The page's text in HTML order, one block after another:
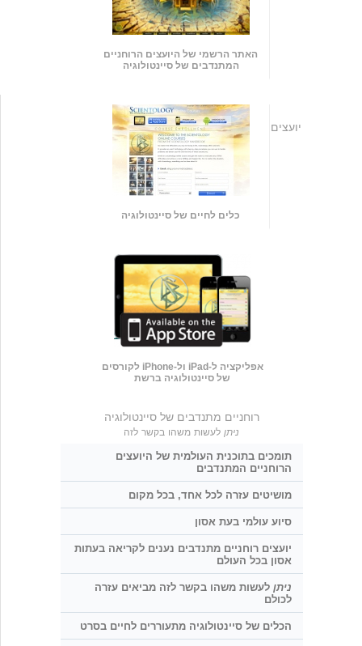
האתר הרשמי של היועצים הרוחניים
המתנדבים של סיינטולוגיה
כלים לחיים של סיינטולוגיה
אפליקציה ל-iPad ול-iPhone לקורסים
של סיינטולוגיה ברשת
יועצים
רוחניים מתנדבים של סיינטולוגיה
ניתן לעשות משהו בקשר לזה
תומכים בתוכנית העולמית של היועצים
הרוחניים המתנדבים
מושיטים עזרה לכל אחד, בכל מקום
סיוע עולמי בעת אסון
יועצים רוחניים מתנדבים נענים לקריאה בעתות
אסון בכל העולם
ניתןלעשות משהו בקשר לזה מביאים עזרה
לכולם
הכלים של סיינטולוגיה מתעוררים לחיים בסרט